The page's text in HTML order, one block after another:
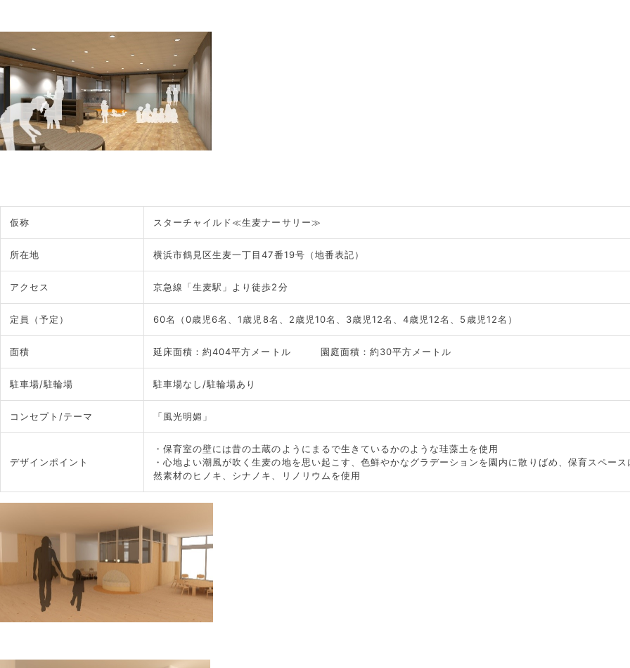
仮称 スターチャイルド≪生麦ナーサリー≫
所在地 横浜市鶴見区生麦一丁目47番19号（地番表記）
アクセス 京急線「生麦駅」より徒歩2分
定員（予定） 60名（0歳児6名、1歳児8名、2歳児10名、3歳児12名、4歳児12名、5歳児12名）
面積 延床面積：約404平方メートル 園庭面積：約30平方メートル
駐車場/駐輪場 駐車場なし/駐輪場あり
コンセプト/テーマ 「風光明媚」
デザインポイント
・保育室の壁には昔の土蔵のようにまるで生きているかのような珪藻土を使用
・心地よい潮風が吹く生麦の地を思い起こす、色鮮やかなグラデーションを園内に散りばめ、保育スペース
然素材のヒノキ、シナノキ、リノリウムを使用